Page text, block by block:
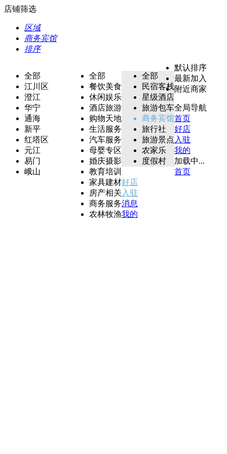
店铺筛选
区域
商务宾馆
排序
全部
江川区
澄江
华宁
通海
新平
红塔区
元江
易门
峨山
全部
餐饮美食
休闲娱乐
酒店旅游
购物天地
生活服务
汽车服务
母婴专区
婚庆摄影
教育培训
家具建材
房产相关
商务服务
农林牧渔
全部
民宿客栈
星级酒店
旅游包车
商务宾馆
旅行社
旅游景点
农家乐
度假村
默认排序
最新加入
附近商家
全局导航
首页
好店
入驻
我的
加载中...
首页
好店
入驻
消息
我的